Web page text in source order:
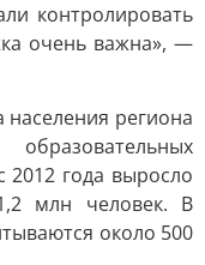
контролировать
очень важна», —
населения региона
года выросло
млн человек. В
около 500